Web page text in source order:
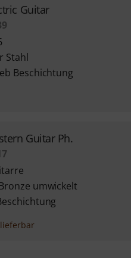
Guitar
Stahl
Beschichtung
Guitar Ph.
umwickelt